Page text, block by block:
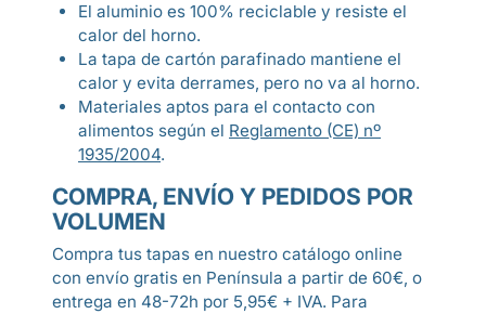
El aluminio es 100% reciclable y resiste el
calor del horno.
La tapa de cartón parafinado mantiene el
calor y evita derrames, pero no va al horno.
Materiales aptos para el contacto con
alimentos según el Reglamento (CE) nº
1935/2004.
COMPRA, ENVÍO Y PEDIDOS POR
VOLUMEN
Compra tus tapas en nuestro catálogo online
con envío gratis en Península a partir de 60€, o
entrega en 48-72h por 5,95€ + IVA. Para